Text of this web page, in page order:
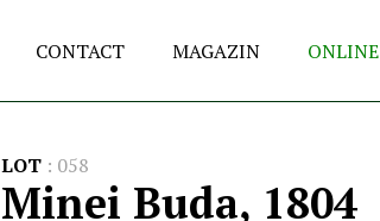
CONTACT MAGAZIN ONLINE
LOT : 058
Minei Buda, 1804